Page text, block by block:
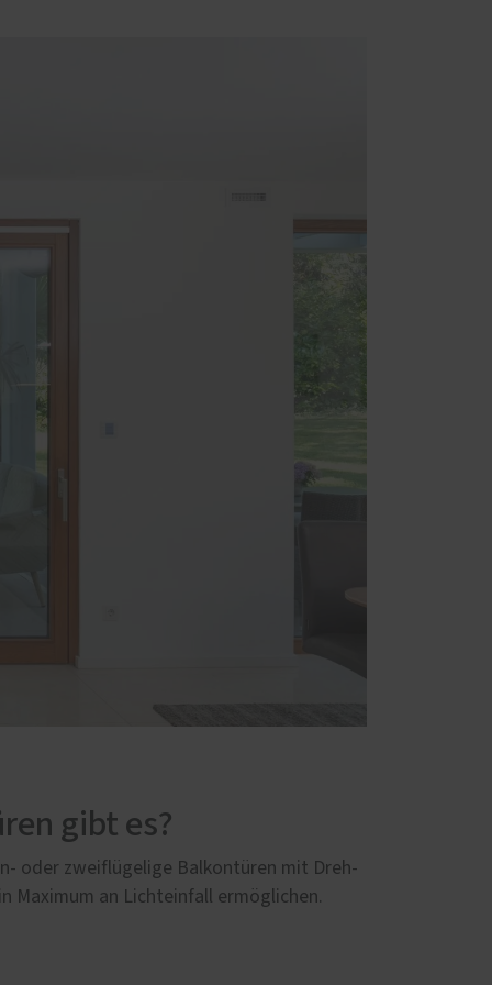
gibt es?
oder zweiflügelige Balkontüren mit Dreh-
Maximum an Lichteinfall ermöglichen.